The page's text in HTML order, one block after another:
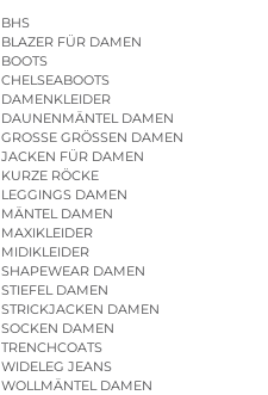
BHS
BLAZER FÜR DAMEN
BOOTS
CHELSEABOOTS
DAMENKLEIDER
DAUNENMÄNTEL DAMEN
GROSSE GRÖSSEN DAMEN
JACKEN FÜR DAMEN
KURZE RÖCKE
LEGGINGS DAMEN
MÄNTEL DAMEN
MAXIKLEIDER
MIDIKLEIDER
SHAPEWEAR DAMEN
STIEFEL DAMEN
STRICKJACKEN DAMEN
SOCKEN DAMEN
TRENCHCOATS
WIDELEG JEANS
WOLLMÄNTEL DAMEN